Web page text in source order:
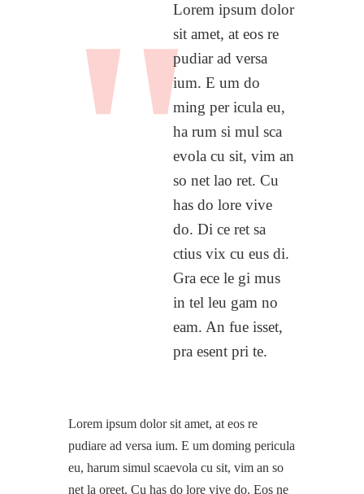
Lorem ipsum dolor
sit amet, at eos re
pudiar ad versa
ium. E um do
ming per icula eu,
ha rum si mul sca
evola cu sit, vim an
so net lao ret. Cu
has do lore vive
do. Di ce ret sa
ctius vix cu eus di.
Gra ece le gi mus
in tel leu gam no
eam. An fue isset,
pra esent pri te.
Lorem ipsum dolor sit amet, at eos re
pudiare ad versa ium. E um doming pericula
eu, harum simul scaevola cu sit, vim an so
net la oreet. Cu has do lore vive do. Eos ne